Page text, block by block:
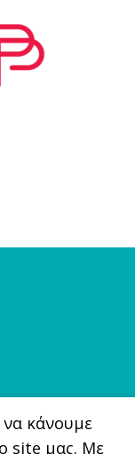
να κάνουμε
site μας. Με